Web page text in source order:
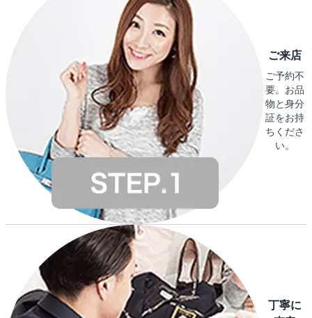
ご来店
ご予約不
要。お品
物と身分
証をお持
ちくださ
い。
丁寧に